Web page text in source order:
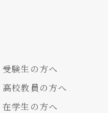
受験生の方へ
高校教員の方へ
在学生の方へ